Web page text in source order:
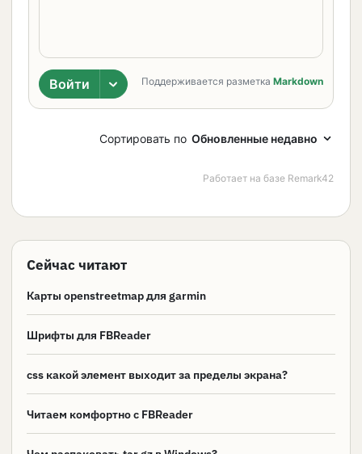
Сейчас читают
Карты openstreetmap для garmin
Шрифты для FBReader
css какой элемент выходит за пределы экрана?
Читаем комфортно с FBReader